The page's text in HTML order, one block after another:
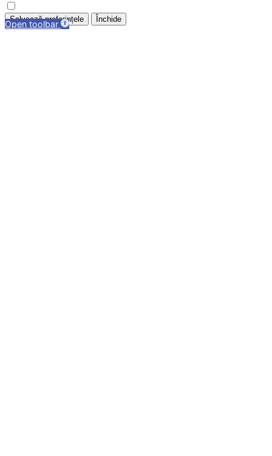
Open toolbar
Salvează preferințele Închide